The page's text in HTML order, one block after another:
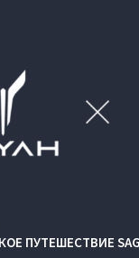
ПУТЕШЕСТВИЕ